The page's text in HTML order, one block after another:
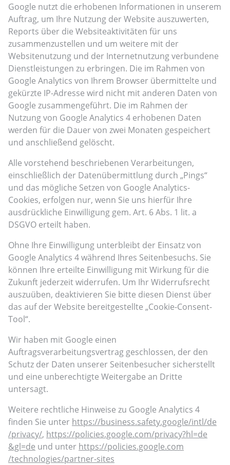
Google nutzt die erhobenen Informationen in unserem
Auftrag, um Ihre Nutzung der Website auszuwerten,
Reports über die Websiteaktivitäten für uns
zusammenzustellen und um weitere mit der
Websitenutzung und der Internetnutzung verbundene
Dienstleistungen zu erbringen. Die im Rahmen von
Google Analytics von Ihrem Browser übermittelte und
gekürzte IP-Adresse wird nicht mit anderen Daten von
Google zusammengeführt. Die im Rahmen der
Nutzung von Google Analytics 4 erhobenen Daten
werden für die Dauer von zwei Monaten gespeichert
und anschließend gelöscht.
Alle vorstehend beschriebenen Verarbeitungen,
einschließlich der Datenübermittlung durch „Pings“
und das mögliche Setzen von Google Analytics-
Cookies, erfolgen nur, wenn Sie uns hierfür Ihre
ausdrückliche Einwilligung gem. Art. 6 Abs. 1 lit. a
DSGVO erteilt haben.
Ohne Ihre Einwilligung unterbleibt der Einsatz von
Google Analytics 4 während Ihres Seitenbesuchs. Sie
können Ihre erteilte Einwilligung mit Wirkung für die
Zukunft jederzeit widerrufen. Um Ihr Widerrufsrecht
auszuüben, deaktivieren Sie bitte diesen Dienst über
das auf der Website bereitgestellte „Cookie-Consent-
Tool“.
Wir haben mit Google einen
Auftragsverarbeitungsvertrag geschlossen, der den
Schutz der Daten unserer Seitenbesucher sicherstellt
und eine unberechtigte Weitergabe an Dritte
untersagt.
Weitere rechtliche Hinweise zu Google Analytics 4
finden Sie unter https://business.safety.google/intl/de
/privacy/, https://policies.google.com/privacy?hl=de
&gl=de und unter https://policies.google.com
/technologies/partner-sites